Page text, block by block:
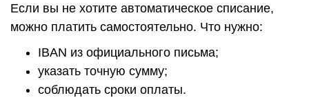
Если вы не хотите автоматическое списание,
можно платить самостоятельно. Что нужно:
IBAN из официального письма;
указать точную сумму;
соблюдать сроки оплаты.